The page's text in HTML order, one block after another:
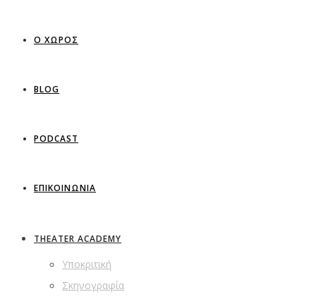
Ο ΧΩΡΟΣ
BLOG
PODCAST
ΕΠΙΚΟΙΝΩΝΙΑ
THEATER ACADEMY
Υποκριτική
Σκηνογραφία